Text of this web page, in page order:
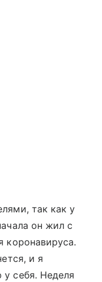
так как у
он жил с
коронавируса.
и я
себя. Неделя